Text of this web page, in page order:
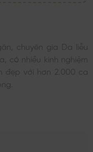
chuyên gia Da liễu
có nhiều kinh nghiệm
đẹp với hơn 2.000 ca